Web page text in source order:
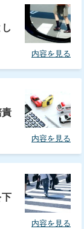
内容を見る
内容を見る
内容を見る